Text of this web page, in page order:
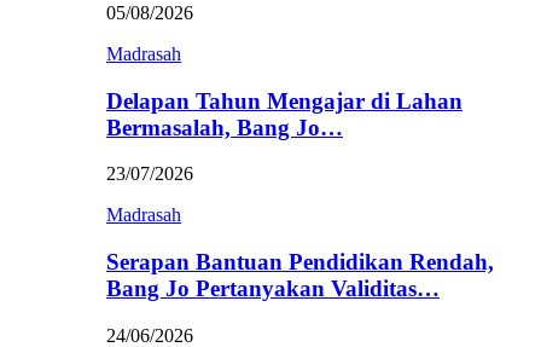
05/08/2026
Madrasah
Delapan Tahun Mengajar di Lahan
Bermasalah, Bang Jo…
23/07/2026
Madrasah
Serapan Bantuan Pendidikan Rendah,
Bang Jo Pertanyakan Validitas…
24/06/2026